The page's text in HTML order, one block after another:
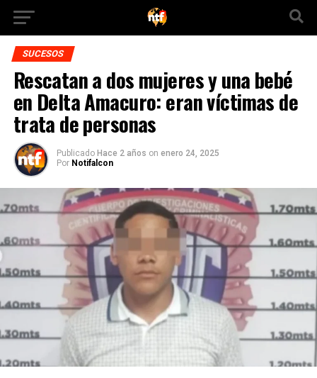
SUCESOS
Rescatan a dos mujeres y una bebé
en Delta Amacuro: eran víctimas de
trata de personas
Publicado Hace 2 años on enero 24, 2025
Por Notifalcon